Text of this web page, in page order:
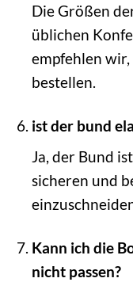
Die Größen
üblichen
empfehlen
bestellen.
ist der bund
Ja, der Bund
sicheren und
Kann ich die
nicht passen?